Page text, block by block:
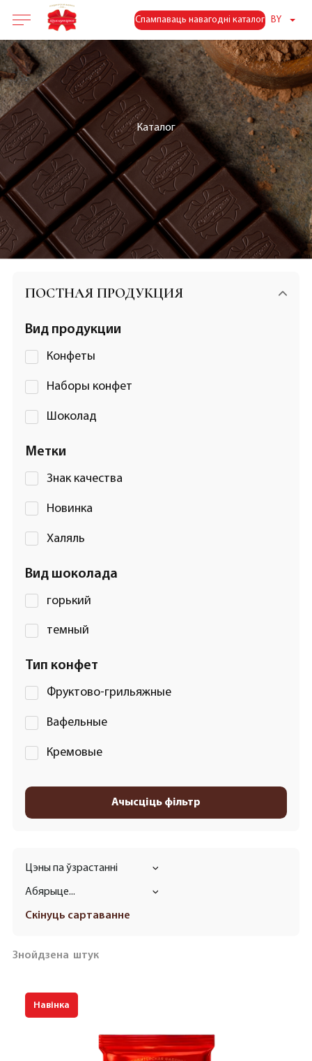
Спампаваць навагодні каталог BY
Каталог
ПОСТНАЯ ПРОДУКЦИЯ
Вид продукции
Конфеты
Наборы конфет
Шоколад
Метки
Знак качества
Новинка
Халяль
Вид шоколада
горький
темный
Тип конфет
Фруктово-грильяжные
Вафельные
Кремовые
Ачысціць фільтр
Цэны па ўзрастанні
Абярыце...
Скінуць сартаванне
Знойдзена штук
Навінка